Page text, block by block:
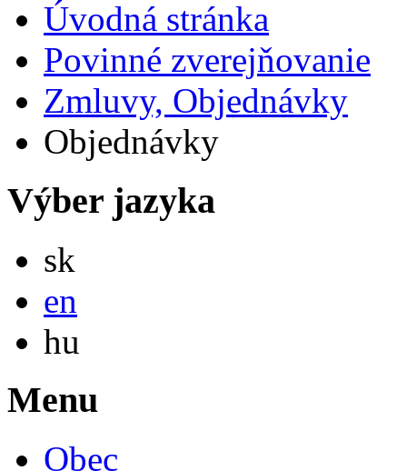
Úvodná stránka
Povinné zverejňovanie
Zmluvy, Objednávky
Objednávky
Výber jazyka
sk
en
hu
Menu
Obec